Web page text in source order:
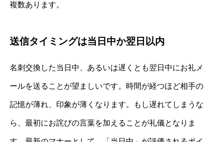
複数あります。
送信タイミングは当日中か翌日以内
名刺交換した当日中、あるいは遅くとも翌日中にお礼メ
ールを送ることが望ましいです。時間が経つほど相手の
記憶が薄れ、印象が薄くなります。もし遅れてしまうな
ら、最初にお詫びの言葉を加えることが礼儀となりま